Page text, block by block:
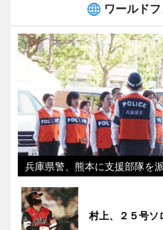
ワールド
兵庫県警、熊本に支援部隊を
村上、２５号